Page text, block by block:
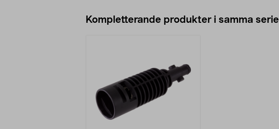
Kompletterande produkter i samma serie